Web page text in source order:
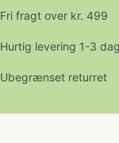
Fri fragt over kr. 499
Hurtig levering 1-3
Ubegrænset returret